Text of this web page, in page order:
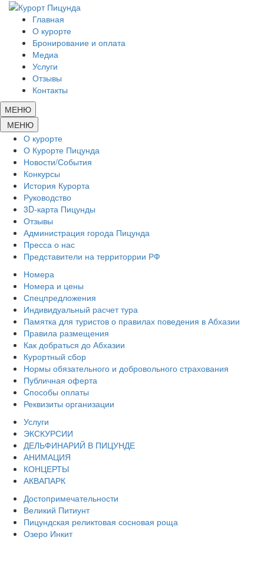
Главная
О курорте
Бронирование и оплата
Медиа
Услуги
Отзывы
Контакты
МЕНЮ
МЕНЮ
О курорте
О Курорте Пицунда
Новости/События
Конкурсы
История Курорта
Руководство
3D-карта Пицунды
Отзывы
Администрация города Пицунда
Пресса о нас
Представители на территоррии РФ
Номера
Номера и цены
Спецпредложения
Индивидуальный расчет тура
Памятка для туристов о правилах поведения в Абхазии
Правила размещения
Как добраться до Абхазии
Курортный сбор
Нормы обязательного и добровольного страхования
Публичная оферта
Cпособы оплаты
Реквизиты организации
Услуги
ЭКСКУРСИИ
ДЕЛЬФИНАРИЙ В ПИЦУНДЕ
АНИМАЦИЯ
КОНЦЕРТЫ
АКВАПАРК
Достопримечательности
Великий Питиунт
Пицундская реликтовая сосновая роща
Озеро Инкит